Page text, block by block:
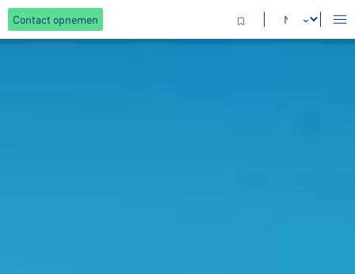
Contact opnemen